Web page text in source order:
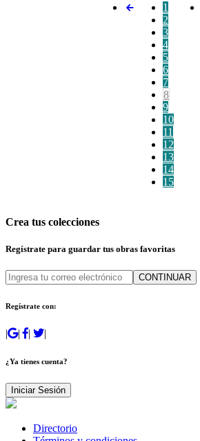
1
2
3
4
5
6
7
8
9
10
11
12
13
14
15
Crea tus colecciones
Regístrate para guardar tus obras favoritas
CONTINUAR
Regístrate con:
| | | |
¿Ya tienes cuenta?
Iniciar Sesión
Directorio